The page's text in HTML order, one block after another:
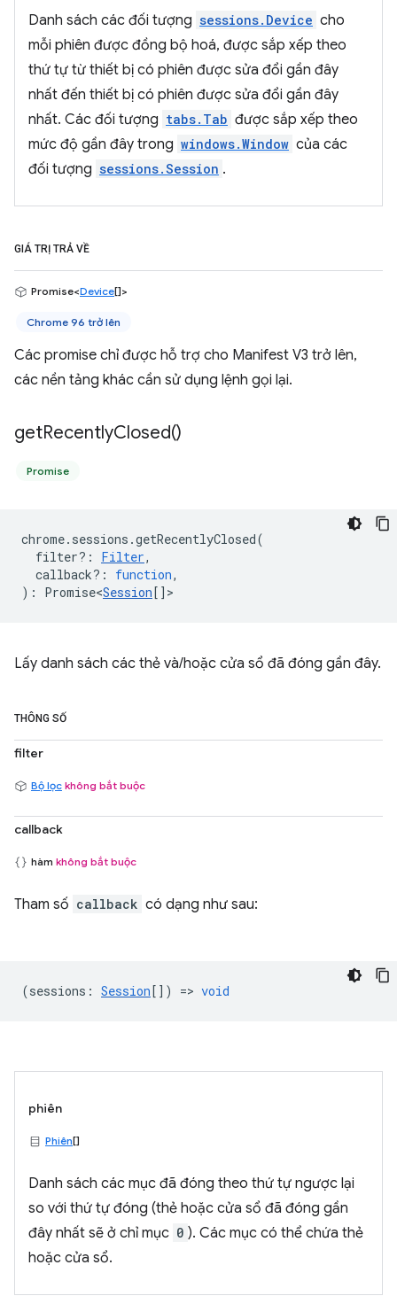
Danh sách các đối tượng sessions.Device cho
mỗi phiên được đồng bộ hoá, được sắp xếp theo
thứ tự từ thiết bị có phiên được sửa đổi gần đây
nhất đến thiết bị có phiên được sửa đổi gần đây
nhất. Các đối tượng tabs.Tab được sắp xếp theo
mức độ gần đây trong windows.Window của các
đối tượng sessions.Session .
GIÁ TRỊ TRẢ VỀ
Promise<Device[]>
Chrome 96 trở lên
Các promise chỉ được hỗ trợ cho Manifest V3 trở lên,
các nền tảng khác cần sử dụng lệnh gọi lại.
getRecentlyClosed()
Promise
chrome. sessions .getRecentlyClosed(
filter? : Filter,
callback? : function,
) : Promise<Session[] >
Lấy danh sách các thẻ và/hoặc cửa sổ đã đóng gần đây.
THÔNG SỐ
filter
Bộ lọc không bắt buộc
callback
hàm không bắt buộc
Tham số callback có dạng như sau:
(sessions : Session[]) => void
phiên
Phiên[]
Danh sách các mục đã đóng theo thứ tự ngược lại
so với thứ tự đóng (thẻ hoặc cửa sổ đã đóng gần
đây nhất sẽ ở chỉ mục 0 ). Các mục có thể chứa thẻ
hoặc cửa sổ.